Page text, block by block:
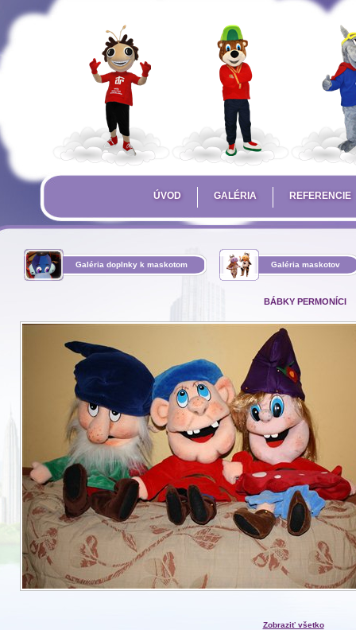
ÚVOD GALÉRIA REFERENCIE
Galéria doplnky k maskotom Galéria maskotov
BÁBKY PERMONÍCI
Zobraziť všetko